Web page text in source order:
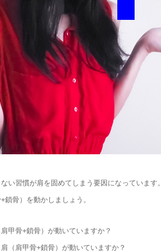
い習慣が肩を固めてしまう要因になっています。
鎖骨）を動かしましょう。
甲骨+鎖骨）が動いていますか？
（肩甲骨+鎖骨）が動いていますか？